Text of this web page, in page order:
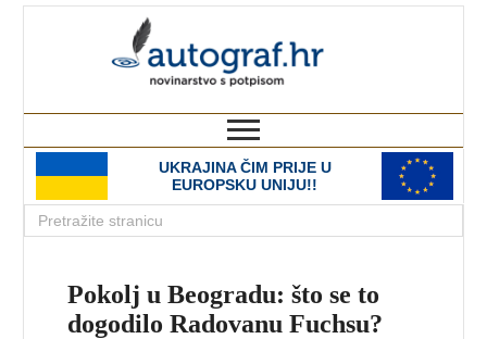
UKRAJINA ČIM PRIJE U
EUROPSKU UNIJU!!
Pokolj u Beogradu: što se to
dogodilo Radovanu Fuchsu?